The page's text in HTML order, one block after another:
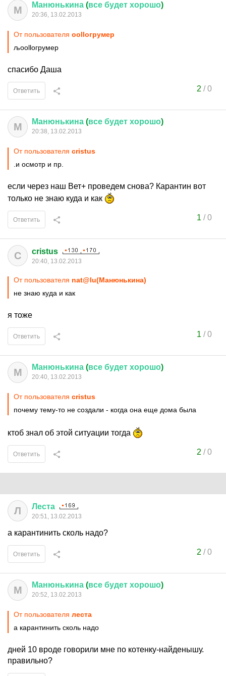
М Манюнькина (все будет хорошо)
20:36, 13.02.2013
От пользователя oolloгрумер
љoolloгрумер
спасибо Даша
2 /0
Ответить
М Манюнькина (все будет хорошо)
20:38, 13.02.2013
От пользователя cristus
.и осмотр и пр.
если через наш Вет+ проведем снова? Карантин вот
только не знаю куда и как
1 /0
Ответить
C cristus
20:40, 13.02.2013
От пользователя nat@lu(Манюнькина)
не знаю куда и как
я тоже
1 /0
Ответить
М Манюнькина (все будет хорошо)
20:40, 13.02.2013
От пользователя cristus
почему тему-то не создали - когда она еще дома была
ктоб знал об этой ситуации тогда
2 /0
Ответить
Л Леста
20:51, 13.02.2013
а карантинить сколь надо?
2 /0
Ответить
М Манюнькина (все будет хорошо)
20:52, 13.02.2013
От пользователя леста
а карантинить сколь надо
дней 10 вроде говорили мне по котенку-найденышу.
правильно?